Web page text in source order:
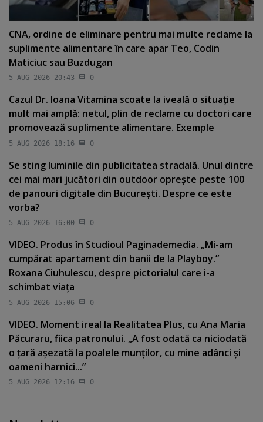
CNA, ordine de eliminare pentru mai multe reclame la
suplimente alimentare în care apar Teo, Codin
Maticiuc sau Buzdugan
5 AUG 2026 20:43 0
Cazul Dr. Ioana Vitamina scoate la iveală o situaţie
mult mai amplă: netul, plin de reclame cu doctori care
promovează suplimente alimentare. Exemple
5 AUG 2026 18:16 0
Se sting luminile din publicitatea stradală. Unul dintre
cei mai mari jucători din outdoor opreşte peste 100
de panouri digitale din Bucureşti. Despre ce este
vorba?
5 AUG 2026 16:00 0
VIDEO. Produs în Studioul Paginademedia. „Mi-am
cumpărat apartament din banii de la Playboy.”
Roxana Ciuhulescu, despre pictorialul care i-a
schimbat viaţa
5 AUG 2026 15:06 0
VIDEO. Moment ireal la Realitatea Plus, cu Ana Maria
Păcuraru, fiica patronului. „A fost odată ca niciodată
o ţară aşezată la poalele munţilor, cu mine adânci şi
oameni harnici...”
5 AUG 2026 12:16 0